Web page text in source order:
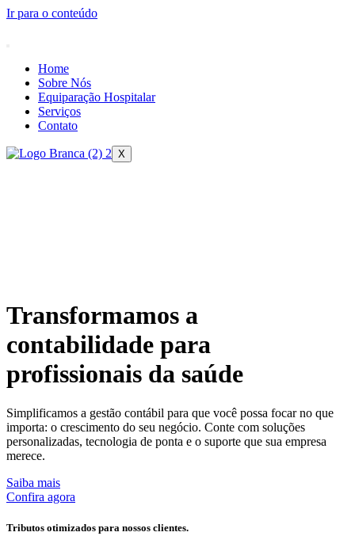
Ir para o conteúdo
Home
Sobre Nós
Equiparação Hospitalar
Serviços
Contato
X
Transformamos a
contabilidade para
profissionais da saúde
Simplificamos a gestão contábil para que você possa focar no que
importa: o crescimento do seu negócio. Conte com soluções
personalizadas, tecnologia de ponta e o suporte que sua empresa
merece.
Saiba mais
Confira agora
Tributos otimizados para nossos clientes.